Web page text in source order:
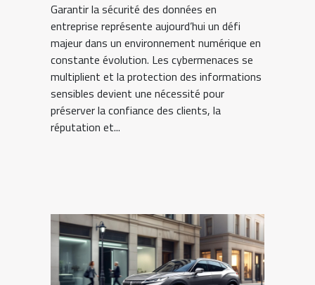
Garantir la sécurité des données en
entreprise représente aujourd’hui un défi
majeur dans un environnement numérique en
constante évolution. Les cybermenaces se
multiplient et la protection des informations
sensibles devient une nécessité pour
préserver la confiance des clients, la
réputation et...